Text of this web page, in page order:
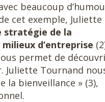
beaucoup
cet exemple, Juliette
stratégie de la
d’entreprise
permet de
Juliette Tournand
la bienveillance » (3),